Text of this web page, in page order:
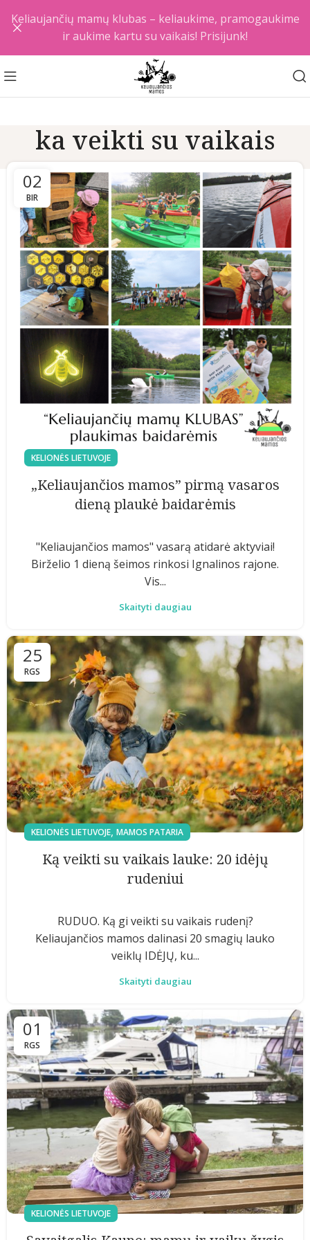
ka veikti su vaikais
02
BIR
KELIONĖS LIETUVOJE
„Keliaujančios mamos” pirmą vasaros
dieną plaukė baidarėmis
"Keliaujančios mamos" vasarą atidarė aktyviai!
Birželio 1 dieną šeimos rinkosi Ignalinos rajone.
Vis...
Skaityti daugiau
25
RGS
KELIONĖS LIETUVOJE, MAMOS PATARIA
Ką veikti su vaikais lauke: 20 idėjų
rudeniui
RUDUO. Ką gi veikti su vaikais rudenį?
Keliaujančios mamos dalinasi 20 smagių lauko
veiklų IDĖJŲ, ku...
Skaityti daugiau
01
RGS
KELIONĖS LIETUVOJE
Keliaujančių mamų klubas – keliaukime, pramogaukime
ir aukime kartu su vaikais! Prisijunk!